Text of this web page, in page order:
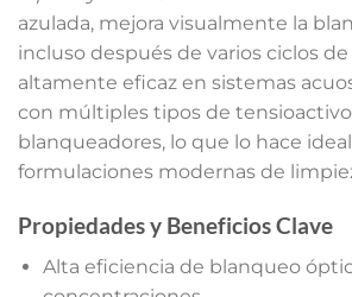
azulada, mejora visualmente la
incluso después de varios ciclos de
altamente eficaz en sistemas
con múltiples tipos de
blanqueadores, lo que lo hace
formulaciones modernas de
Propiedades y Beneficios Clave
Alta eficiencia de blanqueo